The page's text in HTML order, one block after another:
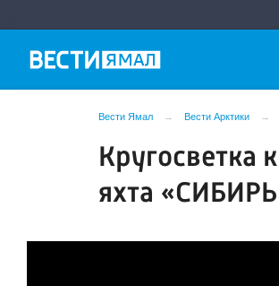
Вести Ямал Вести Арктики
Кругосветка
яхта